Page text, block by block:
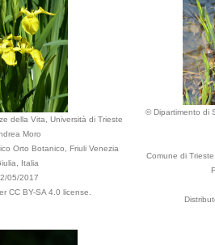
della Vita, Università di Trieste
Moro
Orto Botanico, Friuli Venezia
Italia
05/2017
CC BY-SA 4.0 license.
© Dipartimento di
Comune di